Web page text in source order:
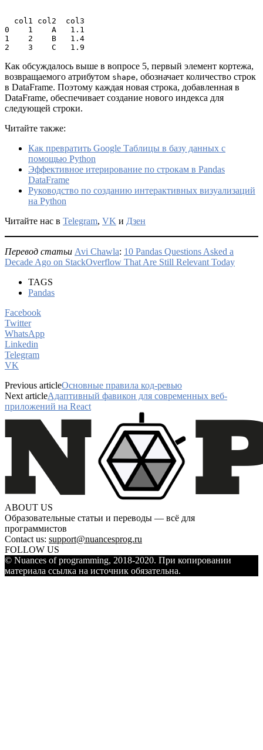
0    1    A   1.1
1    2    B   1.4
2    3    C   1.9
Как обсуждалось выше в вопросе 5, первый элемент кортежа,
возвращаемого атрибутом shape, обозначает количество строк
в DataFrame. Поэтому каждая новая строка, добавленная в
DataFrame, обеспечивает создание нового индекса для
следующей строки.
Читайте также:
Как превратить Google Таблицы в базу данных с
помощью Python
Эффективное итерирование по строкам в Pandas
DataFrame
Руководство по созданию интерактивных визуализаций
на Python
Читайте нас в Telegram, VK и Дзен
Перевод статьи Avi Chawla: 10 Pandas Questions Asked a
Decade Ago on StackOverflow That Are Still Relevant Today
TAGS
Pandas
Facebook
Twitter
WhatsApp
Linkedin
Telegram
VK
Previous articleОсновные правила код-ревью
Next articleАдаптивный фавикон для современных веб-
приложений на React
ABOUT US
Образовательные статьи и переводы — всё для
программистов
Contact us: support@nuancesprog.ru
FOLLOW US
© Nuances of programming, 2018-2020. При копировании
материала ссылка на источник обязательна.